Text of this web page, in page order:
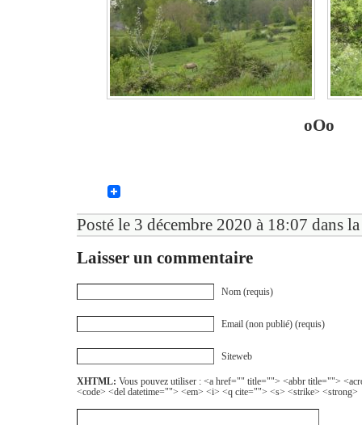
oOo
Posté le 3 décembre 2020 à 18:07 dans
Laisser un commentaire
Nom (requis)
Email (non publié) (requis)
Siteweb
XHTML: Vous pouvez utiliser : <a href="" title=""> <abbr title="">
<code> <del datetime=""> <em> <i> <q cite=""> <s> <strike> <strong>